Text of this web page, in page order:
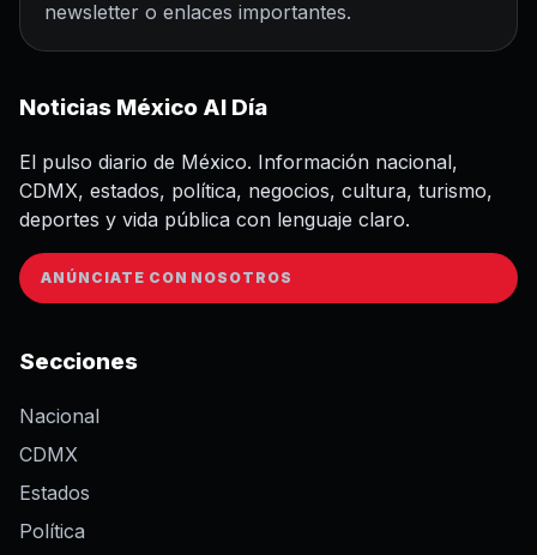
newsletter o enlaces importantes.
Noticias México Al Día
El pulso diario de México. Información nacional,
CDMX, estados, política, negocios, cultura, turismo,
deportes y vida pública con lenguaje claro.
ANÚNCIATE CON NOSOTROS
Secciones
Nacional
CDMX
Estados
Política